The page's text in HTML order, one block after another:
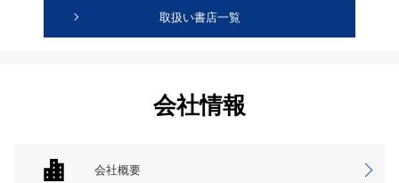
取扱い書店一覧
会社情報
会社概要